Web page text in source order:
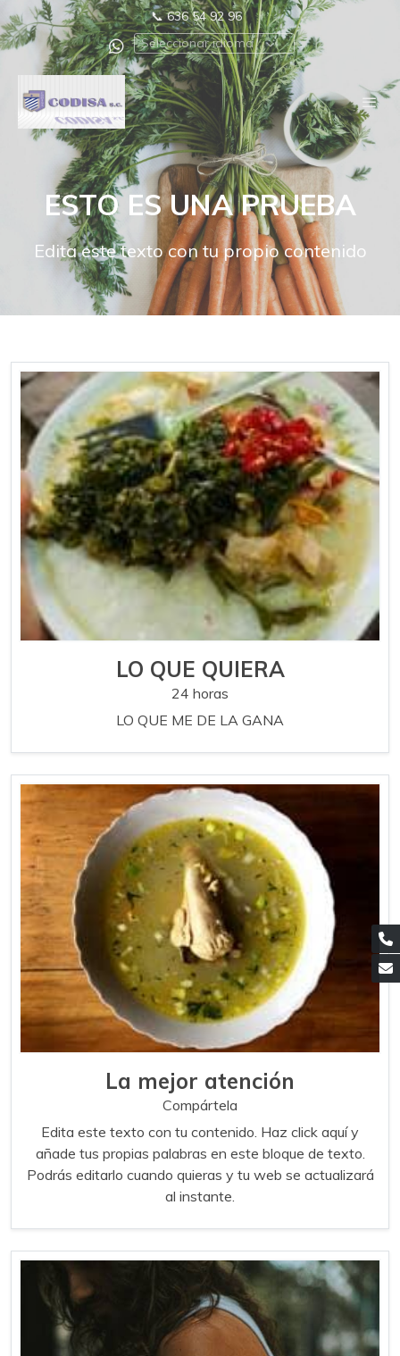
📞 636 54 92 96
Seleccionar idioma
ESTO ES UNA PRUEBA
Edita este texto con tu propio contenido
LO QUE QUIERA
24 horas
LO QUE ME DE LA GANA
La mejor atención
Compártela
Edita este texto con tu contenido. Haz click aquí y
añade tus propias palabras en este bloque de texto.
Podrás editarlo cuando quieras y tu web se actualizará
al instante.